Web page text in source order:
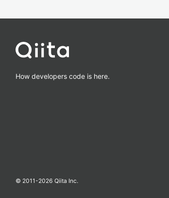
How developers code is here.
© 2011-2026 Qiita Inc.